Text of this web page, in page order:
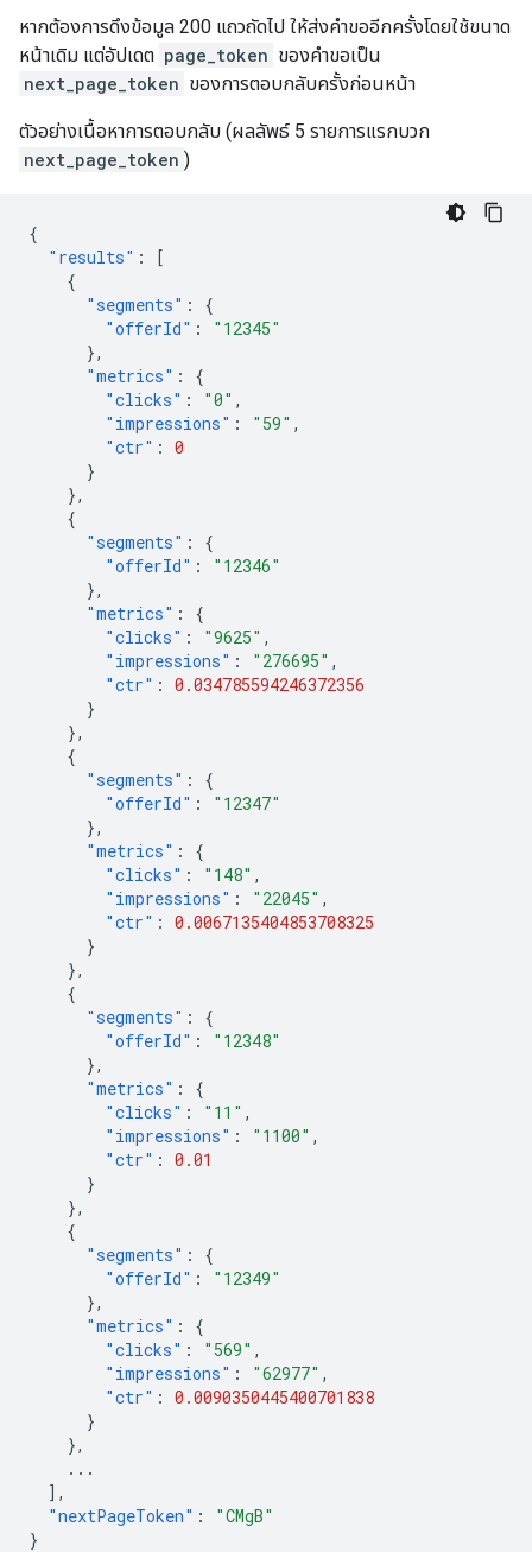
หากต้องการดึงข้อมูล 200 แถวถัดไป ให้ส่งคำขออีกครั้งโดยใช้ขนาด
หน้าเดิม แต่อัปเดต page_token ของคำขอเป็น
next_page_token ของการตอบกลับครั้งก่อนหน้า
ตัวอย่างเนื้อหาการตอบกลับ (ผลลัพธ์ 5 รายการแรกบวก
next_page_token )
{
"results" :
[
{
"segments" :
{
"offerId" :
"12345"
},
"metrics" :
{
"clicks" : "0" ,
"impressions" : "59" ,
"ctr" : 0
}
},
{
"segments" :
{
"offerId" :
"12346"
},
"metrics" :
{
"clicks" : "9625" ,
"impressions" : "276695" ,
"ctr" : 0.034785594246372356
}
},
{
"segments" :
{
"offerId" :
"12347"
},
"metrics" :
{
"clicks" : "148" ,
"impressions" : "22045" ,
"ctr" : 0.0067135404853708325
}
},
{
"segments" :
{
"offerId" :
"12348"
},
"metrics" :
{
"clicks" : "11" ,
"impressions" : "1100" ,
"ctr" : 0.01
}
},
{
"segments" :
{
"offerId" :
"12349"
},
"metrics" :
{
"clicks" : "569" ,
"impressions" : "62977" ,
"ctr" : 0.0090350445400701838
}
},
...
],
"nextPageToken" :
"CMgB"
}